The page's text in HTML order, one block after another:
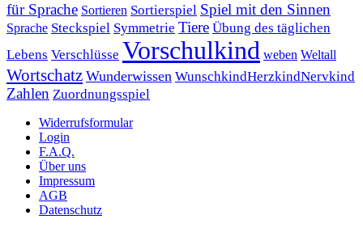
für Sprache Sortieren Sortierspiel Spiel mit den Sinnen
Sprache Steckspiel Symmetrie Tiere Übung des täglichen
Lebens Verschlüsse Vorschulkind weben Weltall
Wortschatz Wunderwissen WunschkindHerzkindNervkind
Zahlen Zuordnungsspiel
Widerrufsformular
Login
F.A.Q.
Über uns
Impressum
AGB
Datenschutz